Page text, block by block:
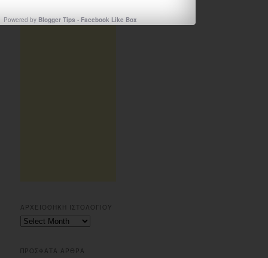
ΑΡΧΕΙΟΘΗΚΗ ΙΣΤΟΛΟΓΙΟΥ
Αρχειοθηκη
ΠΡΟΣΦΑΤΑ ΑΡΘΡΑ
Powered by Blogger Tips - Facebook Like Box